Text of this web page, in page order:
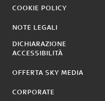
COOKIE POLICY
NOTE LEGALI
DICHIARAZIONE
ACCESSIBILITÀ
OFFERTA SKY MEDIA
CORPORATE